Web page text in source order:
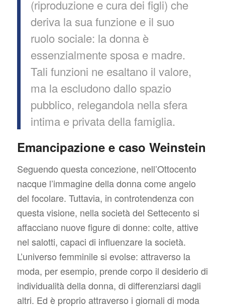
(riproduzione e cura dei figli) che
deriva la sua funzione e il suo
ruolo sociale: la donna è
essenzialmente sposa e madre.
Tali funzioni ne esaltano il valore,
ma la escludono dallo spazio
pubblico, relegandola nella sfera
intima e privata della famiglia.
Emancipazione e caso Weinstein
Seguendo questa concezione, nell’Ottocento
nacque l’immagine della donna come angelo
del focolare. Tuttavia, in controtendenza con
questa visione, nella società del Settecento si
affacciano nuove figure di donne: colte, attive
nel salotti, capaci di influenzare la società.
L’universo femminile si evolse: attraverso la
moda, per esempio, prende corpo il desiderio di
individualità della donna, di differenziarsi dagli
altri. Ed è proprio attraverso i giornali di moda